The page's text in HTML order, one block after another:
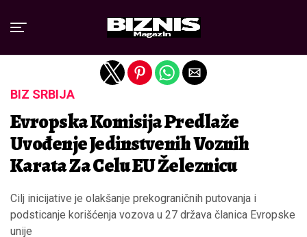
BIZ SRBIJA
Evropska Komisija Predlaže
Uvođenje Jedinstvenih Voznih
Karata Za Celu EU Železnicu
Cilj inicijative je olakšanje prekograničnih putovanja i
podsticanje korišćenja vozova u 27 država članica Evropske
unije
Exit mobile version